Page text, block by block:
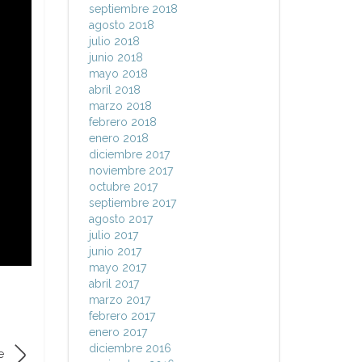
septiembre 2018
agosto 2018
julio 2018
junio 2018
mayo 2018
abril 2018
marzo 2018
febrero 2018
enero 2018
diciembre 2017
noviembre 2017
octubre 2017
septiembre 2017
agosto 2017
julio 2017
junio 2017
mayo 2017
abril 2017
marzo 2017
febrero 2017
enero 2017
diciembre 2016